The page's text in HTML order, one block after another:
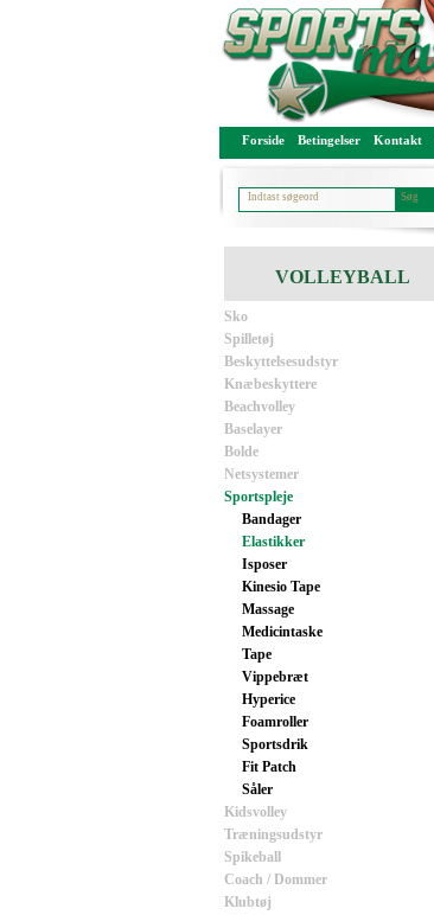
Forside Betingelser Kontakt
VOLLEYBALL
Sko
Spilletøj
Beskyttelsesudstyr
Knæbeskyttere
Beachvolley
Baselayer
Bolde
Netsystemer
Sportspleje
Bandager
Elastikker
Isposer
Kinesio Tape
Massage
Medicintaske
Tape
Vippebræt
Hyperice
Foamroller
Sportsdrik
Fit Patch
Såler
Kidsvolley
Træningsudstyr
Spikeball
Coach / Dommer
Klubtøj